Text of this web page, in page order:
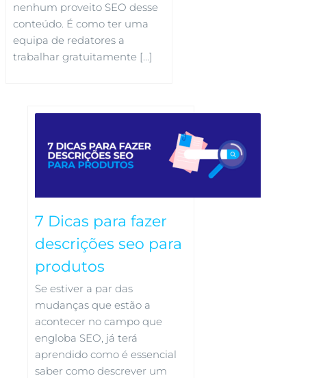
nenhum proveito SEO desse
conteúdo. É como ter uma
equipa de redatores a
trabalhar gratuitamente […]
7 Dicas para fazer
descrições seo para
produtos
Se estiver a par das
mudanças que estão a
acontecer no campo que
engloba SEO, já terá
aprendido como é essencial
saber como descrever um